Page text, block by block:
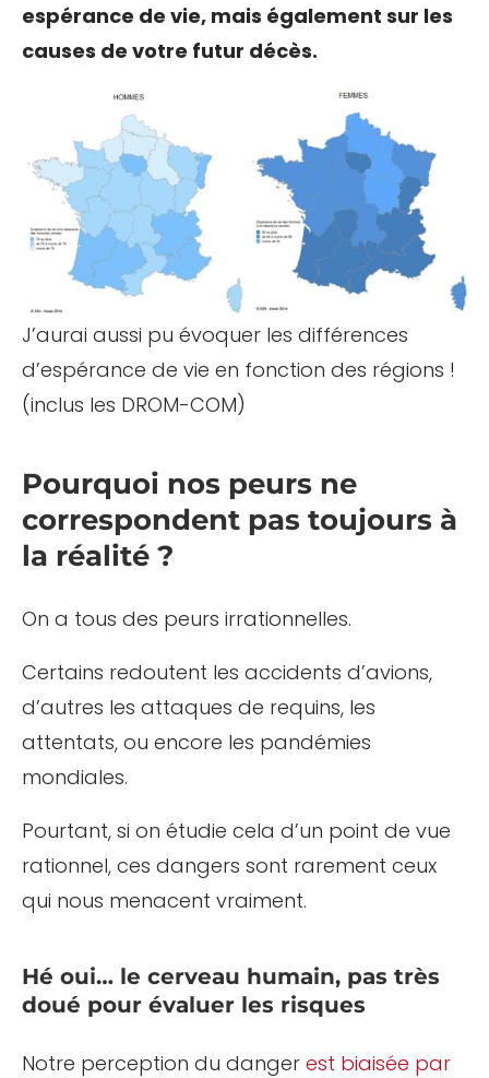
espérance de vie, mais également sur les
causes de votre futur décès.
J’aurai aussi pu évoquer les différences
d’espérance de vie en fonction des régions !
(inclus les DROM-COM)
Pourquoi nos peurs ne
correspondent pas toujours à
la réalité ?
On a tous des peurs irrationnelles.
Certains redoutent les accidents d’avions,
d’autres les attaques de requins, les
attentats, ou encore les pandémies
mondiales.
Pourtant, si on étudie cela d’un point de vue
rationnel, ces dangers sont rarement ceux
qui nous menacent vraiment.
Hé oui… le cerveau humain, pas très
doué pour évaluer les risques
Notre perception du danger est biaisée par